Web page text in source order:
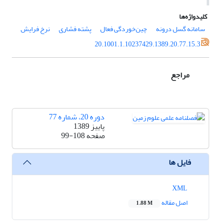
کلیدواژه‌ها
سامانه گسل درونه
چین‌خوردگی فعال پشته‌ فشاری
نرخ فرایش
20.1001.1.10237429.1389.20.77.15.3
مراجع
دوره 20، شماره 77
پاییز 1389
صفحه99-108
فایل ها
اصل مقاله
1.88 M